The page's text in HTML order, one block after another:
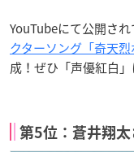
YouTubeにて公開され
クターソング「奇天
成！ぜひ「声優紅白
第5位：蒼井翔太